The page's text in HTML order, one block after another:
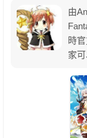
由
時
家